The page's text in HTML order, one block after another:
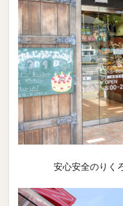
安心安全のりく